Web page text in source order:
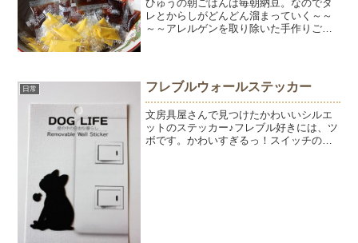
ひゅうの朝ごはんは毎朝納豆。なのでタ
レとからしがどんどん溜まっていく～～
～～アレルゲンを取り除いた手作りごは
わりに毛が生えて顔の赤...
日常 フレブルウォールステッカー
文房具屋さんで見つけたかわいいシルエ
ットのステッカー♪フレブル好きには、ツ
ボです。かわいすぎるっ！スイッチのそ